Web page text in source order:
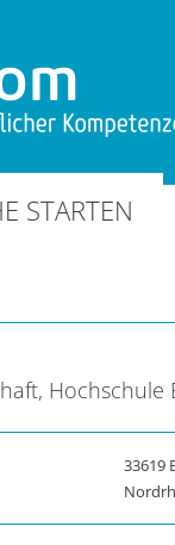
STARTEN
Hochschule
33619